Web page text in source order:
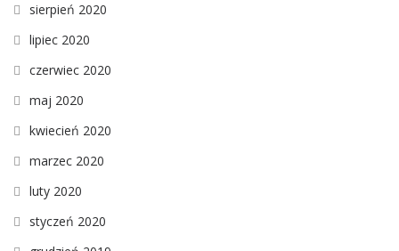
sierpień 2020
lipiec 2020
czerwiec 2020
maj 2020
kwiecień 2020
marzec 2020
luty 2020
styczeń 2020